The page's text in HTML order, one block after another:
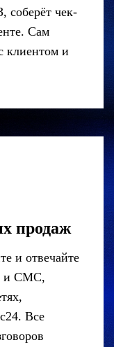
соберёт чек-
Сам
клиентом и
продаж
и отвечайте
и СМС,
Все